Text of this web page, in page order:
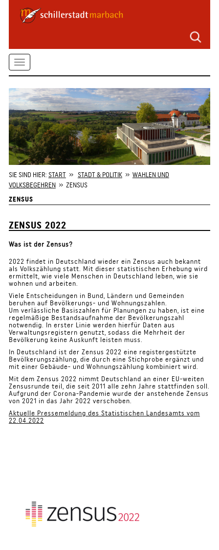
Seitenbereiche
springen
Zum
Inhalt
springen
Kontaktformular
springen
Zur
Startseite
springen
Toggle
SIE SIND HIER: START» STADT & POLITIK» WAHLEN UND
VOLKSBEGEHREN» ZENSUS
ZENSUS
ZENSUS 2022
Was ist der Zensus?
2022 findet in Deutschland wieder ein Zensus auch bekannt
als Volkszählung statt. Mit dieser statistischen Erhebung wird
ermittelt, wie viele Menschen in Deutschland leben, wie sie
wohnen und arbeiten.
Viele Entscheidungen in Bund, Ländern und Gemeinden
beruhen auf Bevölkerungs- und Wohnungszahlen.
Um verlässliche Basiszahlen für Planungen zu haben, ist eine
regelmäßige Bestandsaufnahme der Bevölkerungszahl
notwendig. In erster Linie werden hierfür Daten aus
Verwaltungsregistern genutzt, sodass die Mehrheit der
Bevölkerung keine Auskunft leisten muss.
In Deutschland ist der Zensus 2022 eine registergestützte
Bevölkerungszählung, die durch eine Stichprobe ergänzt und
mit einer Gebäude- und Wohnungszählung kombiniert wird.
Mit dem Zensus 2022 nimmt Deutschland an einer EU-weiten
Zensusrunde teil, die seit 2011 alle zehn Jahre stattfinden soll.
Aufgrund der Corona-Pandemie wurde der anstehende Zensus
von 2021 in das Jahr 2022 verschoben.
Aktuelle Pressemeldung des Statistischen Landesamts vom
22.04.2022